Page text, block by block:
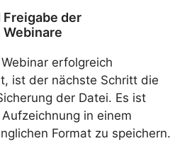
der
erfolgreich
ist der nächste Schritt die
der Datei. Es ist
in einem
Format zu speichern.